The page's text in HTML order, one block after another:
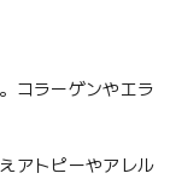
コラーゲンやエラ
アトピーやアレル